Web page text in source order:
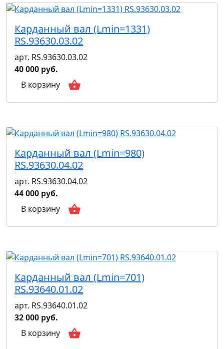
Карданный вал (Lmin=1331)
RS.93630.03.02
арт. RS.93630.03.02
40 000 руб.
В корзину
Карданный вал (Lmin=980)
RS.93630.04.02
арт. RS.93630.04.02
44 000 руб.
В корзину
Карданный вал (Lmin=701)
RS.93640.01.02
арт. RS.93640.01.02
32 000 руб.
В корзину